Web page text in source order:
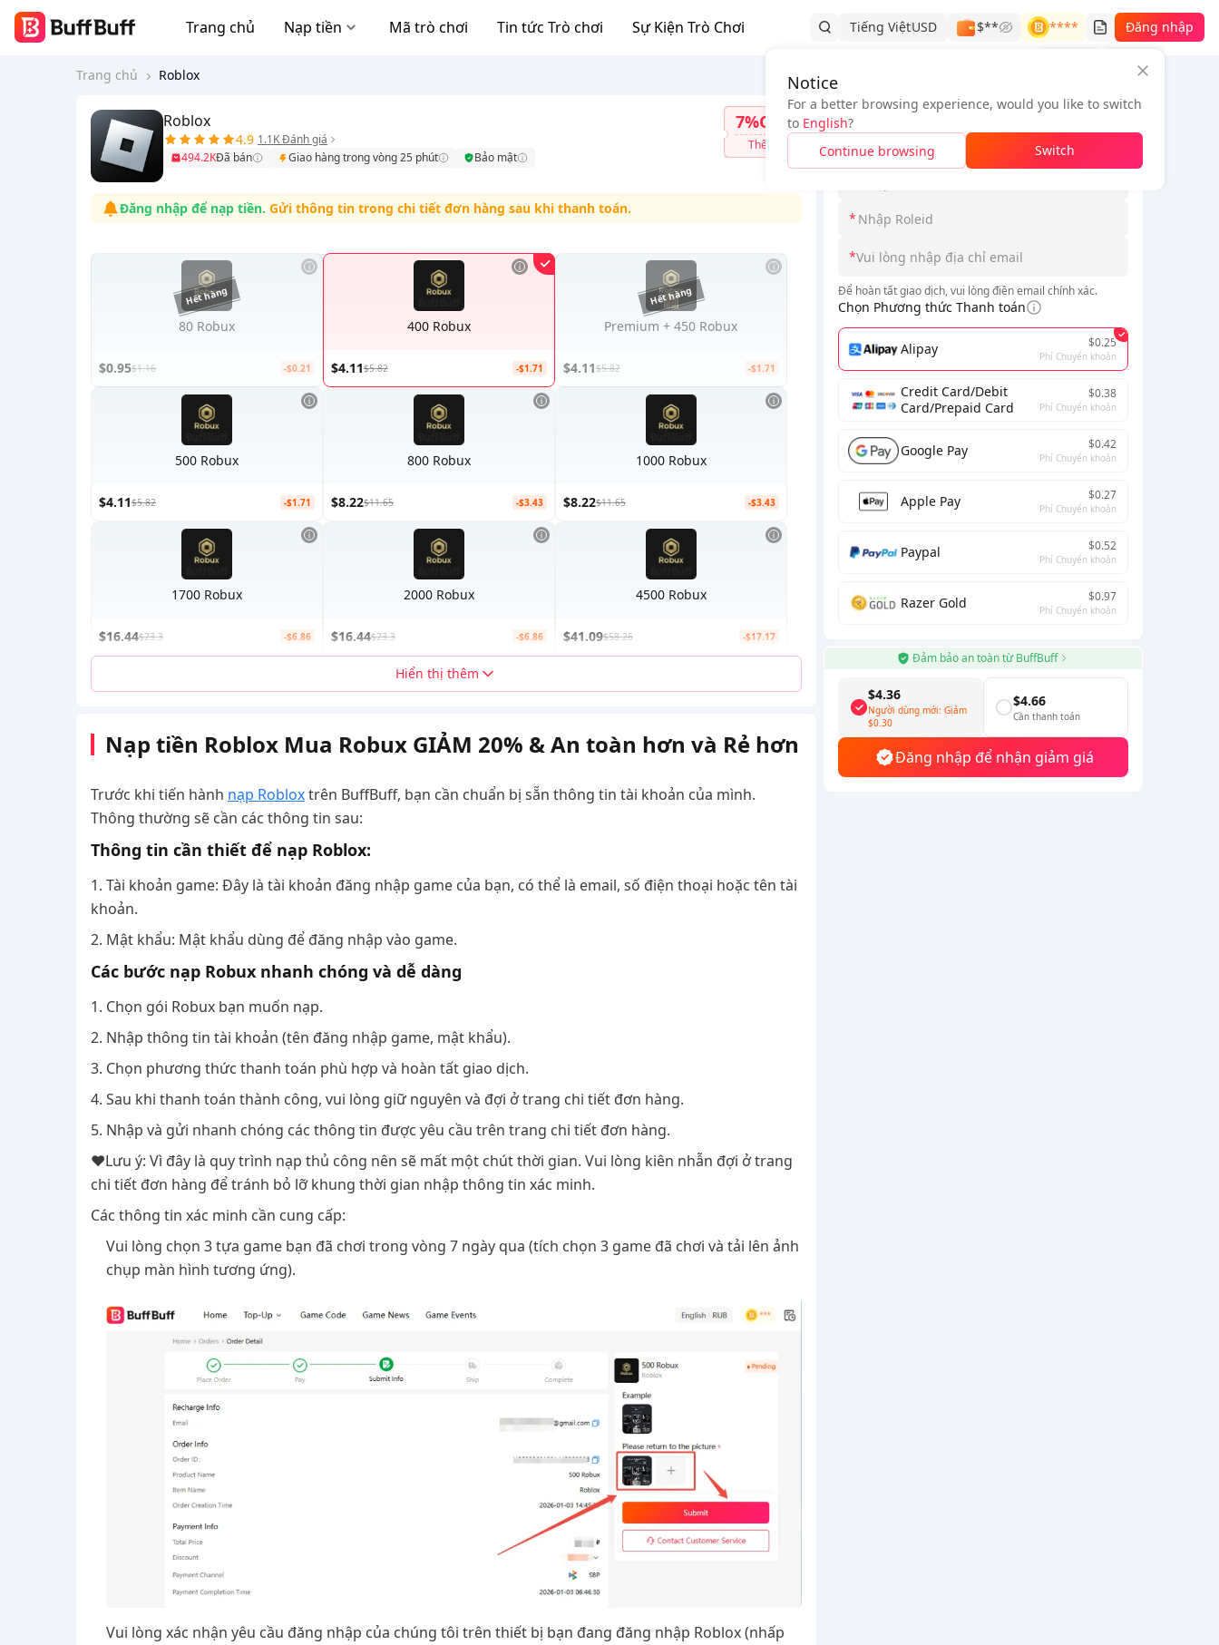
Trang chủ Nạp tiền Mã trò chơi Tin tức Trò chơi Sự Kiện Trò Chơi Tiếng ViệtUSD $**
****
Đăng nhập
Trang chủ Roblox
Thông tin đơn hàng
*
*
*
Để hoàn tất giao dịch, vui lòng điền email chính xác.
Chọn Phương thức Thanh toán
Alipay $0.25
Phí Chuyển khoản
Credit Card/Debit
Card/Prepaid Card
$0.38
Phí Chuyển khoản
Google Pay $0.42
Phí Chuyển khoản
Apple Pay $0.27
Phí Chuyển khoản
Paypal $0.52
Phí Chuyển khoản
Razer Gold $0.97
Phí Chuyển khoản
Đảm bảo an toàn từ BuffBuff
$4.36
Người dùng mới: Giảm
$0.30
$4.66
Cần thanh toán
Đăng nhập để nhận giảm giá
Roblox
4.9 1.1K Đánh giá
494.2KĐã bán Giao hàng trong vòng 25 phút Bảo mật
7%OFF
Thêm
Đăng nhập để nạp tiền. Gửi thông tin trong chi tiết đơn hàng sau khi thanh toán.
80 Robux
$0.95$1.16 -$0.21
400 Robux
$4.11$5.82 -$1.71
Premium + 450 Robux
$4.11$5.82 -$1.71
500 Robux
$4.11$5.82 -$1.71
800 Robux
$8.22$11.65 -$3.43
1000 Robux
$8.22$11.65 -$3.43
1700 Robux
$16.44$23.3 -$6.86
2000 Robux
$16.44$23.3 -$6.86
4500 Robux
$41.09$58.26 -$17.17
Hiển thị thêm
Nạp tiền Roblox Mua Robux GIẢM 20% & An toàn hơn và Rẻ hơn
Trước khi tiến hành nạp Robloxtrên BuffBuff, bạn cần chuẩn bị sẵn thông tin tài khoản của mình.
Thông thường sẽ cần các thông tin sau:
Thông tin cần thiết để nạp Roblox:
1. Tài khoản game: Đây là tài khoản đăng nhập game của bạn, có thể là email, số điện thoại hoặc tên tài
khoản.
2. Mật khẩu: Mật khẩu dùng để đăng nhập vào game.
Các bước nạp Robux nhanh chóng và dễ dàng
1. Chọn gói Robux bạn muốn nạp.
2. Nhập thông tin tài khoản (tên đăng nhập game, mật khẩu).
3. Chọn phương thức thanh toán phù hợp và hoàn tất giao dịch.
4. Sau khi thanh toán thành công, vui lòng giữ nguyên và đợi ở trang chi tiết đơn hàng.
5. Nhập và gửi nhanh chóng các thông tin được yêu cầu trên trang chi tiết đơn hàng.
❤️Lưu ý: Vì đây là quy trình nạp thủ công nên sẽ mất một chút thời gian. Vui lòng kiên nhẫn đợi ở trang
chi tiết đơn hàng để tránh bỏ lỡ khung thời gian nhập thông tin xác minh.
Các thông tin xác minh cần cung cấp:
Vui lòng chọn 3 tựa game bạn đã chơi trong vòng 7 ngày qua (tích chọn 3 game đã chơi và tải lên ảnh
chụp màn hình tương ứng).
Vui lòng xác nhận yêu cầu đăng nhập của chúng tôi trên thiết bị bạn đang đăng nhập Roblox (nhấp
Notice
For a better browsing experience, would you like to switch
to English?
Continue browsing
Switch